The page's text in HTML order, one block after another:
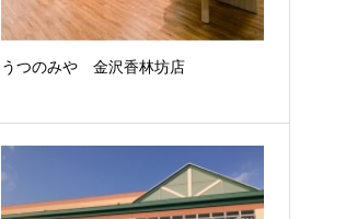
うつのみや 金沢香林坊店